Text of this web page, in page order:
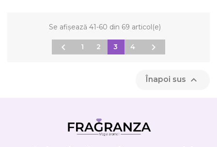
Se afișează 41-60 din 69 articol(e)
 1 2 3 4 
Înapoi sus 